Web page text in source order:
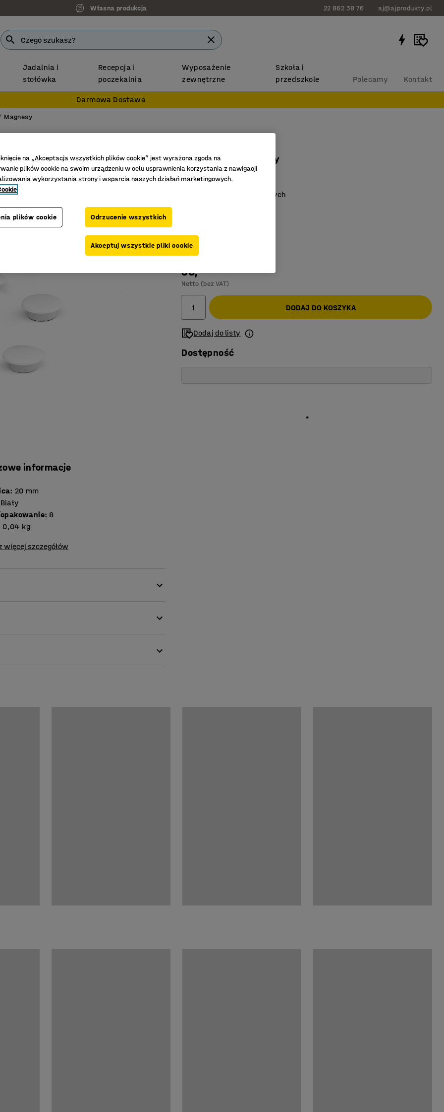
Własna produkcja 22 862 38 76 aj@ajprodukty.pl
Jadalnia i
stołówka
Recepcja i
poczekalnia
Wyposażenie
zewnętrzne
Szkoła i
przedszkole
Polecamy Kontakt
Darmowa Dostawa
Magnesy
informacje
: 20 mm
Biały
/opakowanie: 8
0,04 kg
więcej szczegółów
tablicy do pisania podczas prezentacji
8 szt., Ø 20 mm, biały
Nr art. 11423
Do tablic suchościeralnych
Kolor:
35,-
Netto (bez VAT)
DODAJ DO KOSZYKA
Dodaj do listy
Dostępność
na „Akceptacja wszystkich plików cookie” jest wyrażona zgoda na
plików cookie na swoim urządzeniu w celu usprawnienia korzystania z nawigacji
wykorzystania strony i wsparcia naszych działań marketingowych.
plików cookie Odrzucenie wszystkich
Akceptuj wszystkie pliki cookie